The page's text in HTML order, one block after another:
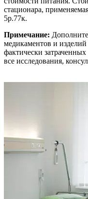
стационара,
5р.77к.
Примечание:
медикаментов и
фактически
все исследования,